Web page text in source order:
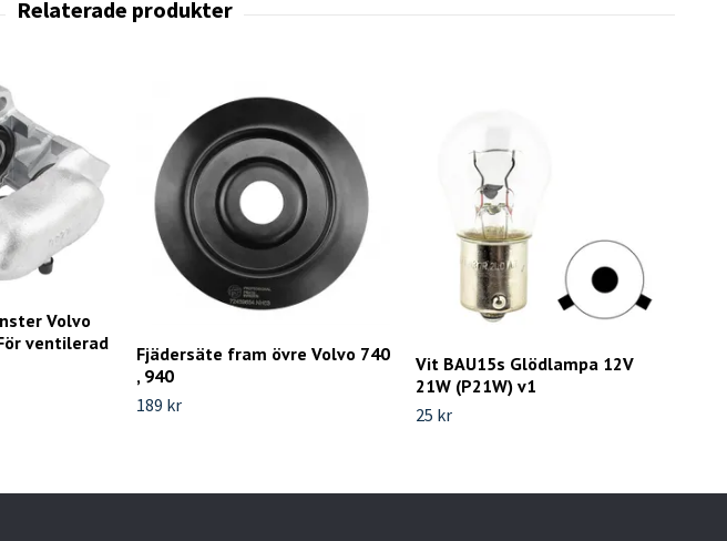
Volvo
ventilerad
Fjädersäte fram övre Volvo 740
, 940
189 kr
Vit BAU15s Glödlampa 12V
21W (P21W) v1
25 kr